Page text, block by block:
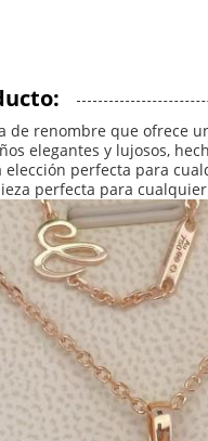
de renombre que ofrece
elegantes y lujosos,
perfecta para
perfecta para